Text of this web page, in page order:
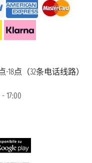
18点（32条电话线路）
17:00